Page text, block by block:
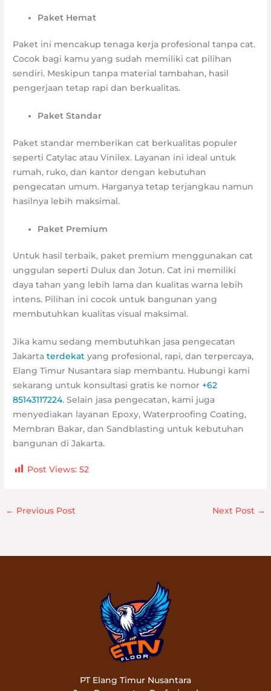
Paket Hemat
Paket ini mencakup tenaga kerja profesional tanpa cat.
Cocok bagi kamu yang sudah memiliki cat pilihan
sendiri. Meskipun tanpa material tambahan, hasil
pengerjaan tetap rapi dan berkualitas.
Paket Standar
Paket standar memberikan cat berkualitas populer
seperti Catylac atau Vinilex. Layanan ini ideal untuk
rumah, ruko, dan kantor dengan kebutuhan
pengecatan umum. Harganya tetap terjangkau namun
hasilnya lebih maksimal.
Paket Premium
Untuk hasil terbaik, paket premium menggunakan cat
unggulan seperti Dulux dan Jotun. Cat ini memiliki
daya tahan yang lebih lama dan kualitas warna lebih
intens. Pilihan ini cocok untuk bangunan yang
membutuhkan kualitas visual maksimal.
Jika kamu sedang membutuhkan jasa pengecatan
Jakartaterdekat yang profesional, rapi, dan terpercaya,
Elang Timur Nusantara siap membantu. Hubungi kami
sekarang untuk konsultasi gratis ke nomor +62
85143117224. Selain jasa pengecatan, kami juga
menyediakan layanan Epoxy, Waterproofing Coating,
Membran Bakar, dan Sandblasting untuk kebutuhan
bangunan di Jakarta.
Post Views: 52
← Previous Post Next Post →
PT Elang Timur Nusantara